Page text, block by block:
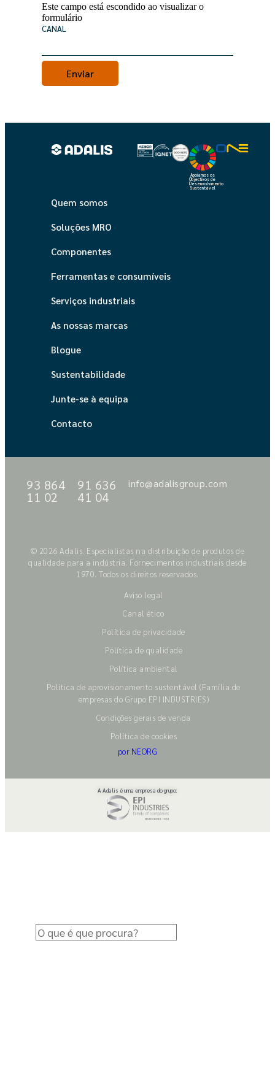
Este campo está escondido ao visualizar o
formulário
CANAL
Apoiamos os
Objectivos de
Desenvolvimento
Sustentável
Quem somos
Soluções MRO
Componentes
Ferramentas e consumíveis
Serviços industriais
As nossas marcas
Blogue
Sustentabilidade
Junte-se à equipa
Contacto
93 864
11 02
91 636
41 04
info@adalisgroup.com
© 2026 Adalis. Especialistas na distribuição de produtos de
qualidade para a indústria. Fornecimentos industriais desde
1970. Todos os direitos reservados.
Aviso legal
Canal ético
Política de privacidade
Política de qualidade
Política ambiental
Política de aprovisionamento sustentável (Família de
empresas do Grupo EPI INDUSTRIES)
Condições gerais de venda
Política de cookies
por NEORG
A Adalis é uma empresa do grupo: